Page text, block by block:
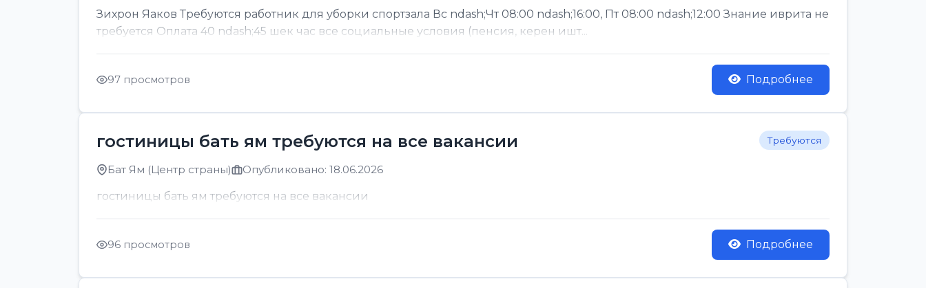
Зихрон Яаков Требуются работник для уборки спортзала Вс ndash;Чт 08:00 ndash;16:00, Пт 08:00 ndash;12:00 Знание иврита не
требуется Оплата 40 ndash;45 шек час все социальные условия (пенсия, керен ишт...
97 просмотров Подробнее
гостиницы бать ям требуются на все вакансии Требуются
Бат Ям (Центр страны) Опубликовано: 18.06.2026
гостиницы бать ям требуются на все вакансии
96 просмотров Подробнее